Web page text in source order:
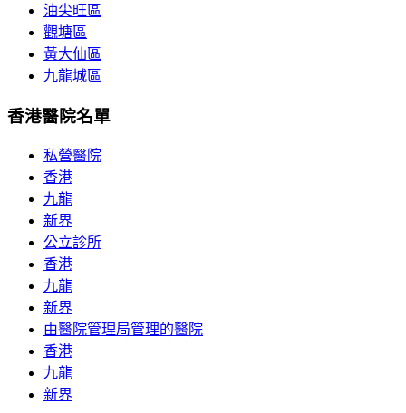
油尖旺區
觀塘區
黃大仙區
九龍城區
香港醫院名單
私營醫院
香港
九龍
新界
公立診所
香港
九龍
新界
由醫院管理局管理的醫院
香港
九龍
新界